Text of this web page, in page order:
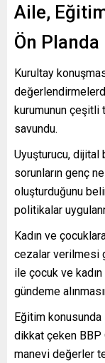
Aile,
Ön Planda
Kurultay
kurumunun çeşitli
savundu.
Uyuşturucu, dijital
sorunların genç
oluşturduğunu
politikalar
Kadın ve
cezalar verilmesi
ile çocuk ve
gündeme
Eğitim konusunda
dikkat çeken BBP
manevi değerler